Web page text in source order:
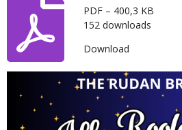
PDF – 400,3 KB
152 downloads
Download